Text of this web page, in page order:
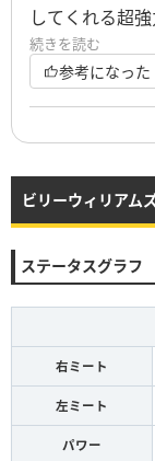
してくれる超
左のポイントゲ
打点を稼げる
成を激推しし
続きを読む
参考になった
ビリーウィリアム
ステータスグラフ
右ミート
左ミート
パワー